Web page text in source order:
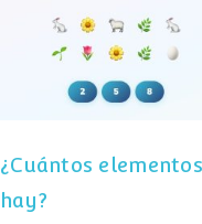
¿Cuántos elementos
hay?
¿Cuántos elementos
hay?